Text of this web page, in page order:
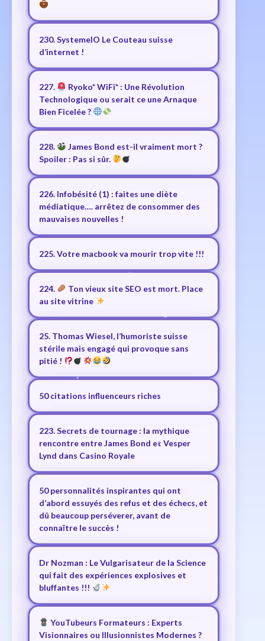
230. SystemeIO Le Couteau suisse
d’internet !
227.
Ryoko* WiFi* : Une Révolution
Technologique ou serait ce une Arnaque
Bien Ficelée ?
228.
James Bond est-il vraiment mort ?
Spoiler : Pas si sûr.
226. Infobésité (1) : faites une diète
médiatique…. arrêtez de consommer des
mauvaises nouvelles !
225. Votre macbook va mourir trop vite !!!
224.
Ton vieux site SEO est mort. Place
au site vitrine
25. Thomas Wiesel, l’humoriste suisse
stérile mais engagé qui provoque sans
pitié !
50 citations influenceurs riches
223. Secrets de tournage : la mythique
rencontre entre James Bond et Vesper
Lynd dans Casino Royale
50 personnalités inspirantes qui ont
d’abord essuyés des refus et des échecs, et
dû beaucoup perséverer, avant de
connaître le succès !
Dr Nozman : Le Vulgarisateur de la Science
qui fait des expériences explosives et
bluffantes !!!
YouTubeurs Formateurs : Experts
Visionnaires ou Illusionnistes Modernes ?